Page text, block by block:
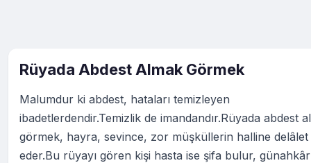
Rüyada Abdest Almak Görmek
Malumdur ki abdest, hataları temizleyen
ibadetlerdendir.Temizlik de imandandır.Rüyada abdest
görmek, hayra, sevince, zor müşküllerin halline delâlet
eder.Bu rüyayı gören kişi hasta ise şifa bulur,